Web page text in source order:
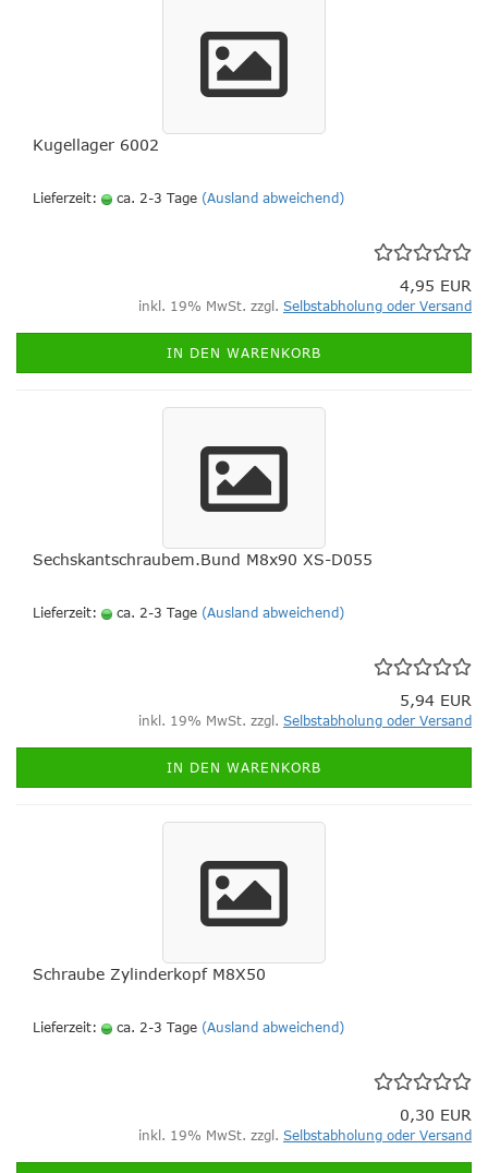
Kugellager 6002
Lieferzeit: ca. 2-3 Tage (Ausland abweichend)
4,95 EUR
inkl. 19% MwSt. zzgl. Selbstabholung oder Versand
IN DEN WARENKORB
Sechskantschraubem.Bund M8x90 XS-D055
Lieferzeit: ca. 2-3 Tage (Ausland abweichend)
5,94 EUR
inkl. 19% MwSt. zzgl. Selbstabholung oder Versand
IN DEN WARENKORB
Schraube Zylinderkopf M8X50
Lieferzeit: ca. 2-3 Tage (Ausland abweichend)
0,30 EUR
inkl. 19% MwSt. zzgl. Selbstabholung oder Versand